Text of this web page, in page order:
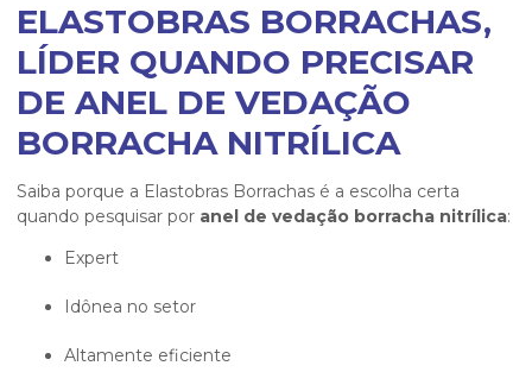
ELASTOBRAS BORRACHAS,
LÍDER QUANDO PRECISAR
DE ANEL DE VEDAÇÃO
BORRACHA NITRÍLICA
Saiba porque a Elastobras Borrachas é a escolha certa
quando pesquisar por anel de vedação borracha nitrílica:
expert
idônea no setor
altamente eficiente